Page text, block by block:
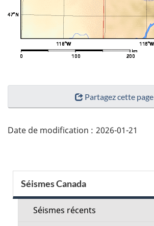
"Détails
page"
Partagez cette page
Date de modification : 2026-01-21
Menu
de
Séismes Canada
Séismes récents